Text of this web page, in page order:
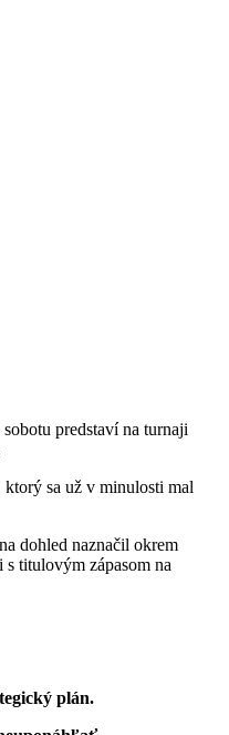
predstaví na turnaji
ktorý sa už v minulosti mal
dohled naznačil okrem
titulovým zápasom na
plán.